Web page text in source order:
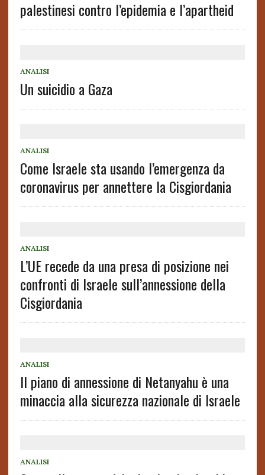
palestinesi contro l’epidemia e l’apartheid
ANALISI
Un suicidio a Gaza
ANALISI
Come Israele sta usando l’emergenza da
coronavirus per annettere la Cisgiordania
ANALISI
L’UE recede da una presa di posizione nei
confronti di Israele sull’annessione della
Cisgiordania
ANALISI
Il piano di annessione di Netanyahu è una
minaccia alla sicurezza nazionale di Israele
ANALISI